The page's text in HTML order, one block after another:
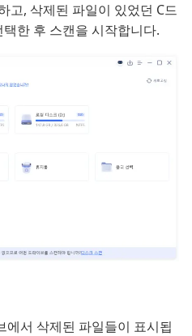
, 삭제된 파일이 있었던 C드
한 후 스캔을 시작합니다.
에서 삭제된 파일들이 표시됩